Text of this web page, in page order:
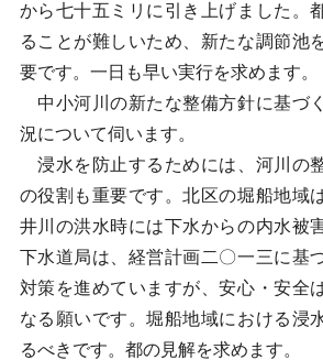
から七十五ミリに引き上げました。
ることが難しいため、新たな調節池
要です。一日も早い実行を求めます。
中小河川の新たな整備方針に基づ
況について伺います。
浸水を防止するためには、河川の
の役割も重要です。北区の堀船地域
井川の洪水時には下水からの内水被
下水道局は、経営計画二〇一三に基
対策を進めていますが、安心・安全
なる願いです。堀船地域における浸
るべきです。都の見解を求めます。